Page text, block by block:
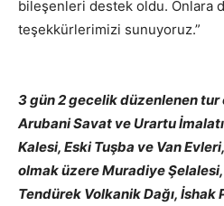
bileşenleri destek oldu. Onlara
teşekkürlerimizi sunuyoruz.”
3 gün 2 gecelik düzenlenen
Arubani Savat ve Urartu
Kalesi, Eski Tuşba ve Van
olmak üzere Muradiye Şelalesi,
Tendürek Volkanik Dağı, İshak